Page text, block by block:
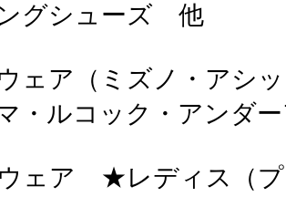
グシューズ 他
ェア（ミズノ・アシ
・ルコック・アンダ
ェア ★レディス（プ